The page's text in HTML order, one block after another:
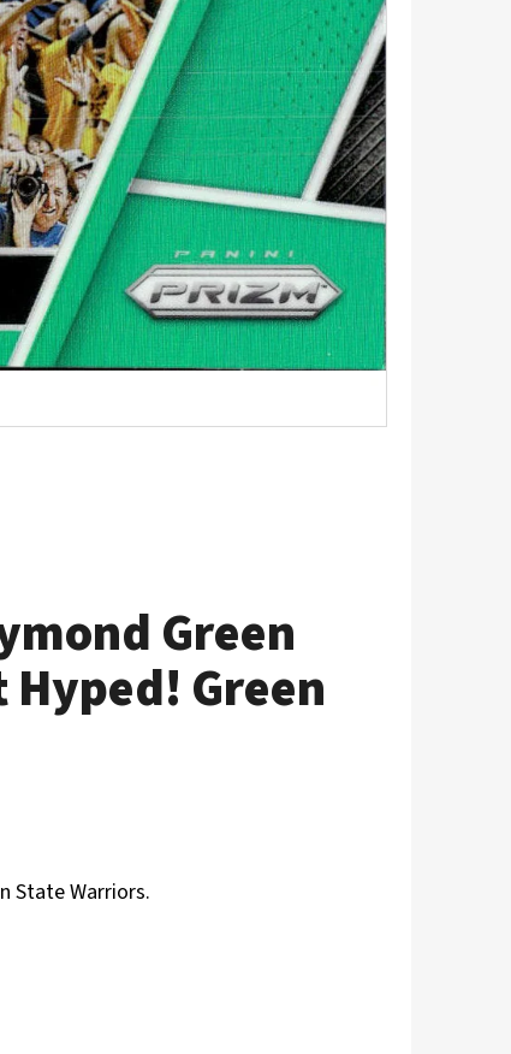
Green
Green
State Warriors.
BLACK